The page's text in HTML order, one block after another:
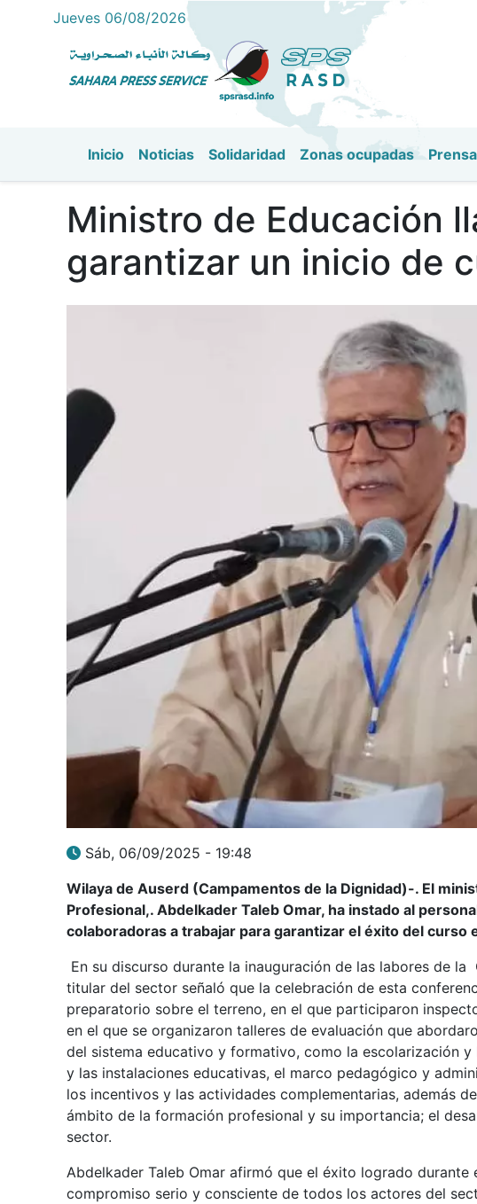
Jueves 06/08/2026
Inicio Noticias Solidaridad Zonas ocupadas Prensa
Ministro de Educación
garantizar un inicio de
Sáb, 06/09/2025 - 19:48
Wilaya de Auserd (Campamentos de la Dignidad)-. El
Profesional,. Abdelkader Taleb Omar, ha instado al
colaboradoras a trabajar para garantizar el éxito del curso
En su discurso durante la inauguración de las labores de
titular del sector señaló que la celebración de esta
preparatorio sobre el terreno, en el que participaron
en el que se organizaron talleres de evaluación que
del sistema educativo y formativo, como la escolarización
y las instalaciones educativas, el marco pedagógico y
los incentivos y las actividades complementarias, además
ámbito de la formación profesional y su importancia; el
sector.
Abdelkader Taleb Omar afirmó que el éxito logrado
compromiso serio y consciente de todos los actores del